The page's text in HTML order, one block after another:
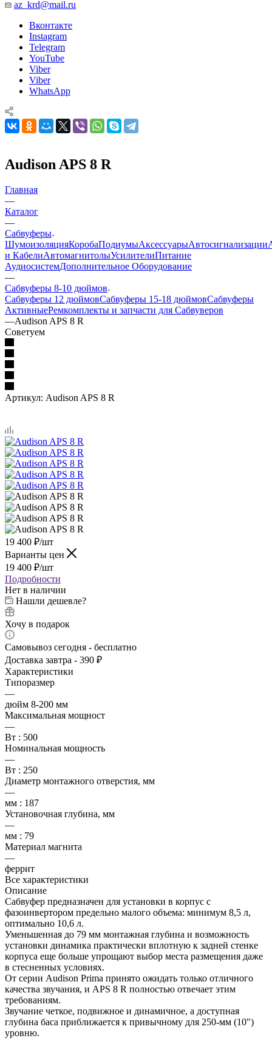
az_krd@mail.ru
Вконтакте
Instagram
Telegram
YouTube
Viber
Viber
WhatsApp
Audison APS 8 R
Главная
—
Каталог
—
Сабвуферы
ШумоизоляцияКоробаПодиумыАксессуарыАвтосигнализации
и КабелиАвтомагнитолыУсилителиПитание
АудиосистемДополнительное Оборудование
—
Сабвуферы 8-10 дюймов
Сабвуферы 12 дюймовСабвуферы 15-18 дюймовСабвуферы
АктивныеРемкомплекты и запчасти для Сабвуверов
—Audison APS 8 R
Советуем
Артикул: Audison APS 8 R
19 400 ₽/шт
Варианты цен
19 400 ₽/шт
Подробности
Нет в наличии
Нашли дешевле?
Хочу в подарок
Самовывоз сегодня - бесплатно
Доставка завтра - 390 ₽
Характеристики
Типоразмер
—
дюйм 8-200 мм
Максимальная мощност
—
Вт : 500
Номинальная мощность
—
Вт : 250
Диаметр монтажного отверстия, мм
—
мм : 187
Установочная глубина, мм
—
мм : 79
Материал магнита
—
феррит
Все характеристики
Описание
Сабвуфер предназначен для установки в корпус с
фазоинвертором предельно малого объема: минимум 8,5 л,
оптимально 10,6 л.
Уменьшенная до 79 мм монтажная глубина и возможность
установки динамика практически вплотную к задней стенке
корпуса еще больше упрощают выбор места размещения даже
в стесненных условиях.
От серии Audison Prima принято ожидать только отличного
качества звучания, и APS 8 R полностью отвечает этим
требованиям.
Звучание четкое, подвижное и динамичное, а доступная
глубина баса приближается к привычному для 250-мм (10")
уровню.